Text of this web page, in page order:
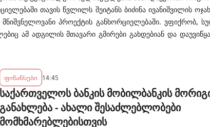
თავის წვლილს შეიტანს ბიძინა ივანიშვილის
პროექტის განხორციელებაში. ვფიქრობ,
ამ ადგილის მთავარი გმირები გახდებიან და
ფინანსები 14:45
საქართველოს ბანკის მობილბანკის
განახლება - ახალი შესაძლებლობები
მომხმარებლებისთვის